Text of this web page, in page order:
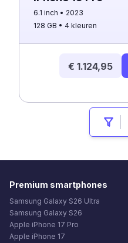
6.1 inch
2023
128 GB
4 kleuren
€ 1.124,95
Premium smartphones
Samsung Galaxy S26 Ultra
Samsung Galaxy S26
Apple iPhone 17 Pro
Apple iPhone 17